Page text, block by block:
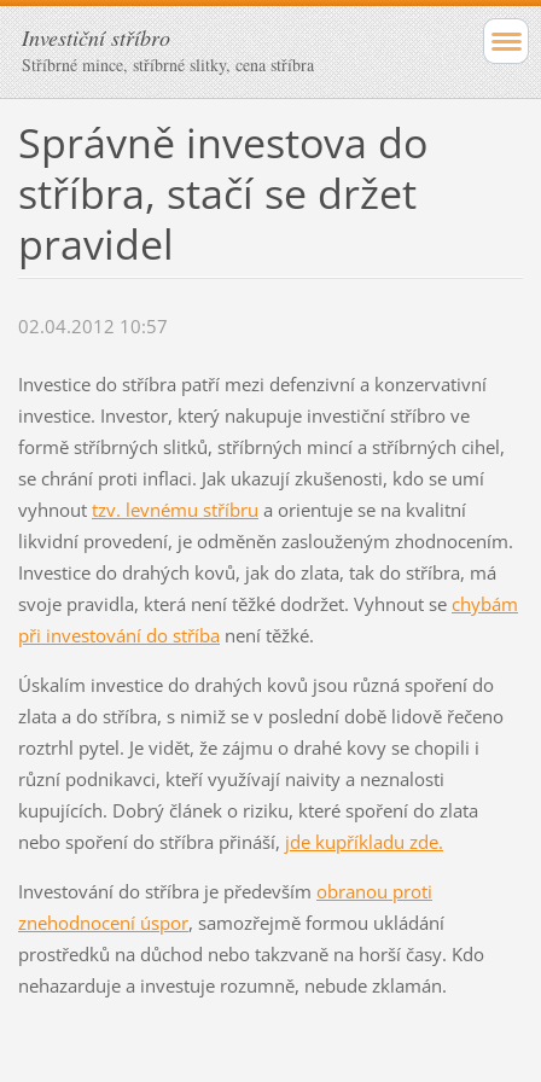
Investiční stříbro
Stříbrné mince, stříbrné slitky, cena stříbra
Správně investova do
stříbra, stačí se držet
pravidel
02.04.2012 10:57
Investice do stříbra patří mezi defenzivní a konzervativní
investice. Investor, který nakupuje investiční stříbro ve
formě stříbrných slitků, stříbrných mincí a stříbrných cihel,
se chrání proti inflaci. Jak ukazují zkušenosti, kdo se umí
vyhnout tzv. levnému stříbru a orientuje se na kvalitní
likvidní provedení, je odměněn zaslouženým zhodnocením.
Investice do drahých kovů, jak do zlata, tak do stříbra, má
svoje pravidla, která není těžké dodržet. Vyhnout se chybám
při investování do stříbanení těžké.
Úskalím investice do drahých kovů jsou různá spoření do
zlata a do stříbra, s nimiž se v poslední době lidově řečeno
roztrhl pytel. Je vidět, že zájmu o drahé kovy se chopili i
různí podnikavci, kteří využívají naivity a neznalosti
kupujících. Dobrý článek o riziku, které spoření do zlata
nebo spoření do stříbra přináší, jde kupříkladu zde.
Investování do stříbra je především obranou proti
znehodnocení úspor, samozřejmě formou ukládání
prostředků na důchod nebo takzvaně na horší časy. Kdo
nehazarduje a investuje rozumně, nebude zklamán.